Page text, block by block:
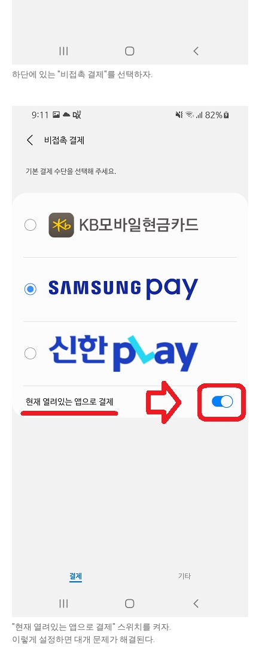
하단에 있는 "비접촉 결제"를 선택하자.
"현재 열려있는 앱으로 결제" 스위치를 켜자.
이렇게 설정하면 대개 문제가 해결된다.